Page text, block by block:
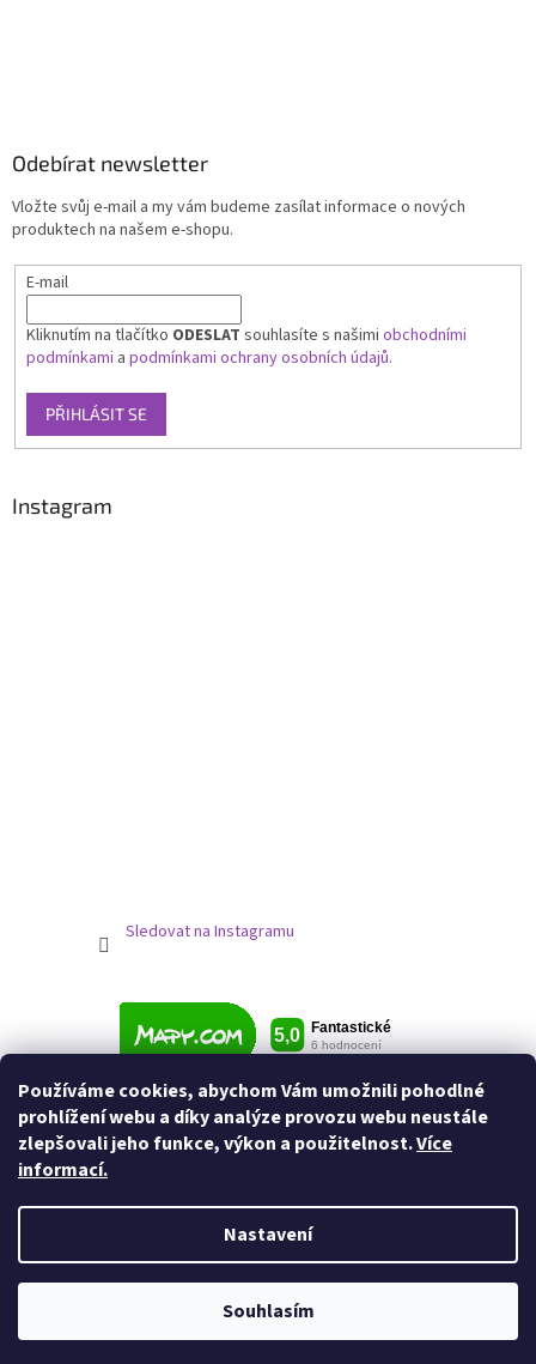
Používáme cookies, abychom Vám umožnili pohodlné
prohlížení webu a díky analýze provozu webu neustále
zlepšovali jeho funkce, výkon a použitelnost.Více
informací.
Nastavení
Souhlasím
Odebírat newsletter
Vložte svůj e-mail a my vám budeme zasílat informace o nových
produktech na našem e-shopu.
E-mail
Kliknutím na tlačítko ODESLAT souhlasíte s našimi obchodními
podmínkami a podmínkami ochrany osobních údajů.
PŘIHLÁSIT SE
Instagram
Sledovat na Instagramu
Vytvořil Shoptet
Jezdecké potřeby. Všechna práva vyhrazena.